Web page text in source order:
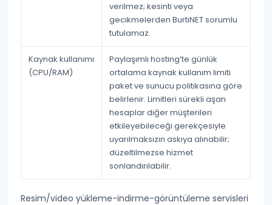
verilmez; kesinti veya
gecikmelerden BurtiNET sorumlu
tutulamaz.
Kaynak kullanımı
(CPU/RAM)
Paylaşımlı hosting’te günlük
ortalama kaynak kullanım limiti
paket ve sunucu politikasına göre
belirlenir. Limitleri sürekli aşan
hesaplar diğer müşterileri
etkileyebileceği gerekçesiyle
uyarılmaksızın askıya alınabilir;
düzeltilmezse hizmet
sonlandırılabilir.
Resim/video yükleme-indirme-görüntüleme servisleri